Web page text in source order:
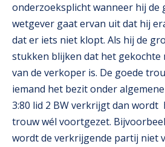
onderzoeksplicht wanneer hij de
wetgever gaat ervan uit dat hij
dat er iets niet klopt. Als hij de
stukken blijken dat het gekochte
van de verkoper is. De goede
iemand het bezit onder
3:80 lid 2 BW verkrijgt dan
trouw wél voortgezet.
wordt de verkrijgende partij niet